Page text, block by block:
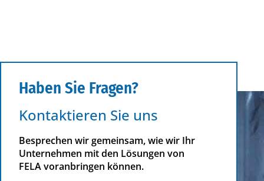
Haben Sie Fragen?
Kontaktieren Sie uns
Besprechen wir gemeinsam, wie wir Ihr
Unternehmen mit den Lösungen von
FELA voranbringen können.